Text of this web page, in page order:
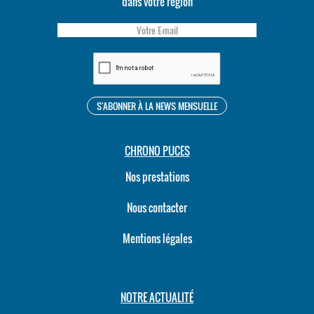
CHRONO PUCES
Nos prestations
Nous contacter
Mentions légales
NOTRE ACTUALITÉ